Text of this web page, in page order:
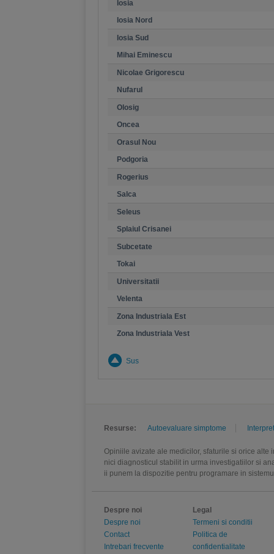
Iosia
Iosia Nord
Iosia Sud
Mihai Eminescu
Nicolae Grigorescu
Nufarul
Olosig
Oncea
Orasul Nou
Podgoria
Rogerius
Salca
Seleus
Splaiul Crisanei
Subcetate
Tokai
Universitatii
Velenta
Zona Industriala Est
Zona Industriala Vest
Sus
Resurse: Autoevaluare simptome
Opiniile avizate ale medicilor, sfaturile si orice
nici diagnosticul stabilit in urma investigatiilor si
ii punem la dispozitie pentru programare in
Despre noi
Despre noi
Contact
Intrebari frecvente
Legal
Termeni si conditii
Politica de
confidentialitate